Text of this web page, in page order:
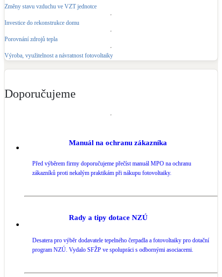
Změny stavu vzduchu ve VZT jednotce
Investice do rekonstrukce domu
Porovnání zdrojů tepla
Výroba, využitelnost a návratnost fotovoltaiky
Doporučujeme
Manuál na ochranu zákazníka
Před výběrem firmy doporučujeme přečíst manuál MPO na ochranu
zákazníků proti nekalým praktikám při nákupu fotovoltaiky.
Rady a tipy dotace NZÚ
Desatera pro výběr dodavatele tepelného čerpadla a fotovoltaiky pro dotační
program NZÚ. Vydalo SFŽP ve spolupráci s odbornými asociacemi.